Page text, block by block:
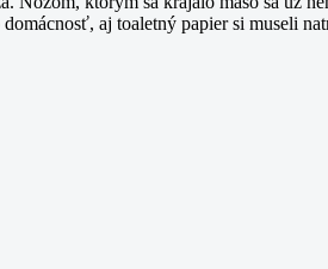
aj toaletný papier si museli